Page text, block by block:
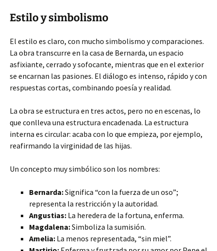
Estilo y simbolismo
El estilo es claro, con mucho simbolismo y comparaciones.
La obra transcurre en la casa de Bernarda, un espacio
asfixiante, cerrado y sofocante, mientras que en el exterior
se encarnan las pasiones. El diálogo es intenso, rápido y con
respuestas cortas, combinando poesía y realidad.
La obra se estructura en tres actos, pero no en escenas, lo
que conlleva una estructura encadenada. La estructura
interna es circular: acaba con lo que empieza, por ejemplo,
reafirmando la virginidad de las hijas.
Un concepto muy simbólico son los nombres:
Bernarda:Significa “con la fuerza de un oso”;
representa la restricción y la autoridad.
Angustias: La heredera de la fortuna, enferma.
Magdalena:Simboliza la sumisión.
Amelia: La menos representada, “sin miel”.